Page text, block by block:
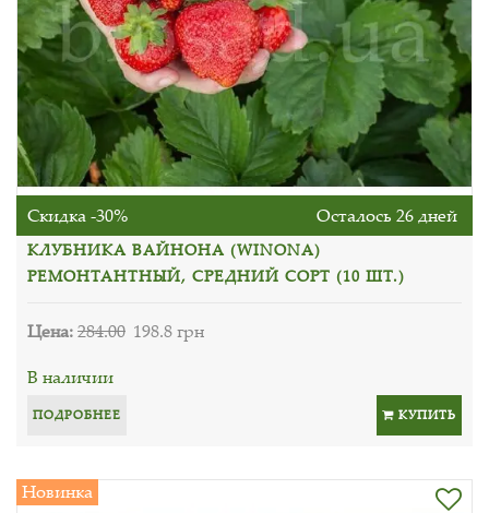
Скидка -30% Осталось 26 дней
КЛУБНИКА ВАЙНОНА (WINONA)
РЕМОНТАНТНЫЙ, СРЕДНИЙ СОРТ (10 ШТ.)
Цена:284.00 198.8 грн
В наличии
ПОДРОБНЕЕ КУПИТЬ
Новинка